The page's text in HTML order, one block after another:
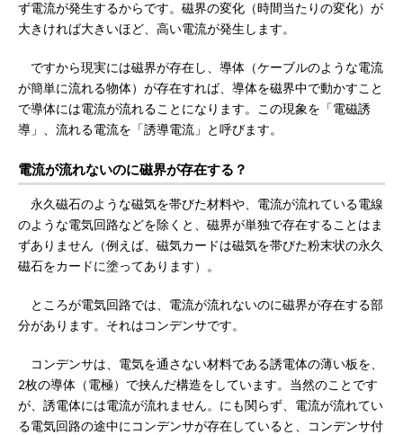
ず電流が発生するからです。磁界の変化（時間当たりの変化）が
大きければ大きいほど、高い電流が発生します。
ですから現実には磁界が存在し、導体（ケーブルのような電流
が簡単に流れる物体）が存在すれば、導体を磁界中で動かすこと
で導体には電流が流れることになります。この現象を「電磁誘
導」、流れる電流を「誘導電流」と呼びます。
電流が流れないのに磁界が存在する？
永久磁石のような磁気を帯びた材料や、電流が流れている電線
のような電気回路などを除くと、磁界が単独で存在することはま
ずありません（例えば、磁気カードは磁気を帯びた粉末状の永久
磁石をカードに塗ってあります）。
ところが電気回路では、電流が流れないのに磁界が存在する部
分があります。それはコンデンサです。
コンデンサは、電気を通さない材料である誘電体の薄い板を、
2枚の導体（電極）で挟んだ構造をしています。当然のことです
が、誘電体には電流が流れません。にも関らず、電流が流れてい
る電気回路の途中にコンデンサが存在していると、コンデンサ付